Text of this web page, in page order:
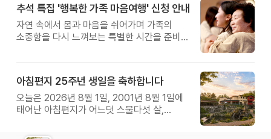
추석 특집 '행복한 가족 마음여행' 신청 안내
자연 속에서 몸과 마음을 쉬어가며 가족의
소중함을 다시 느껴보는 특별한 시간을 준비해
아침편지 25주년 생일을 축하합니다
오늘은 2026년 8월 1일, 2001년 8월 1일에
태어난 아침편지가 어느덧 스물다섯 살,